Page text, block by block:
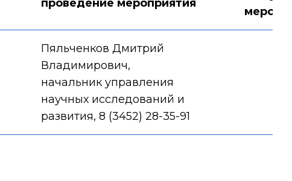
проведение мероприятия
Пяльченков Дмитрий
Владимирович,
начальник управления
научных исследований и
развития, 8 (3452) 28-35-91